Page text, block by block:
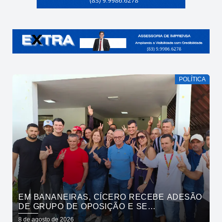
POLÍTICA
EM BANANEIRAS, CÍCERO RECEBE ADESÃO
DE GRUPO DE OPOSIÇÃO E SE
COMPROMETE COM ESGOTAMENTO
8 de agosto de 2026